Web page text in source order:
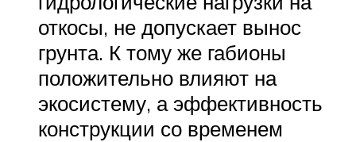
откосы, не допускает вынос
грунта. К тому же габионы
положительно влияют на
экосистему, а эффективность
конструкции со временем